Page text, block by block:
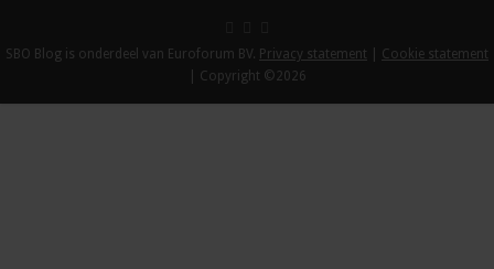
SBO Blog is onderdeel van Euroforum BV. Privacy statement
Cookie statement
| Copyright ©2026